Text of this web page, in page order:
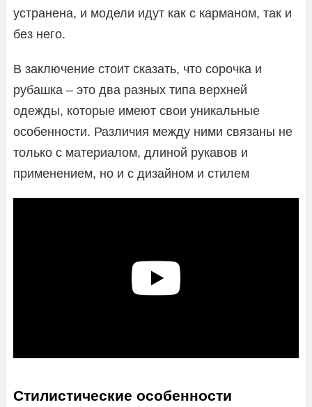
устранена, и модели идут как с карманом, так и
без него.
В заключение стоит сказать, что сорочка и
рубашка – это два разных типа верхней
одежды, которые имеют свои уникальные
особенности. Различия между ними связаны не
только с материалом, длиной рукавов и
применением, но и с дизайном и стилем
Стилистические особенности